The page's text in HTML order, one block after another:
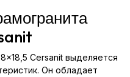
Cersanit выделяется
Он обладает